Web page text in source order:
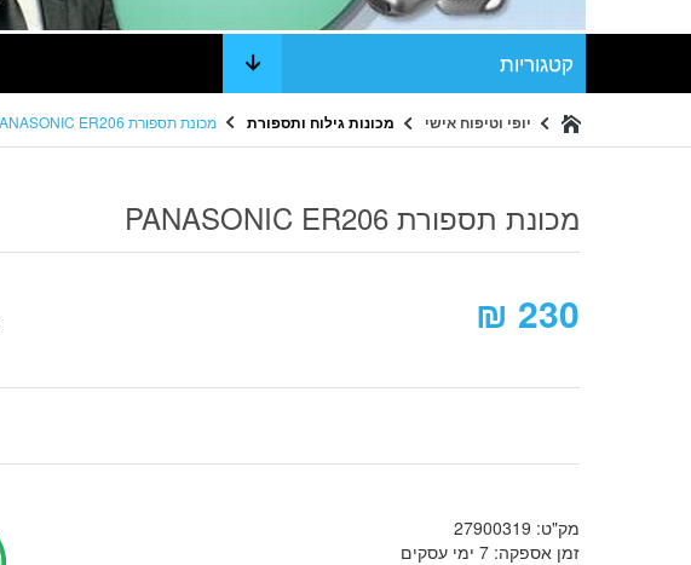
קטגוריות
יופי וטיפוח אישי מכונות גילוח ותספורת מכונת תספורת PANASONIC ER206
מכונת תספורת PANASONIC ER206
230
₪
מק"ט: 27900319
זמן אספקה: 7 ימי עסקים